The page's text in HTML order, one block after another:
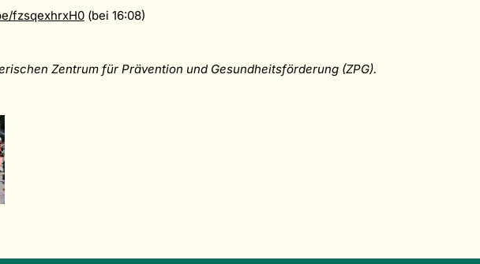
fzsqexhrxH0 (bei 16:08)
Zentrum für Prävention und Gesundheitsförderung (ZPG).